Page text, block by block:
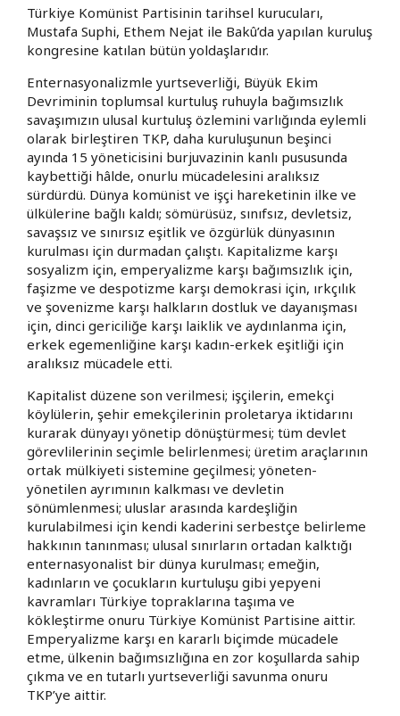
Türkiye Komünist Partisinin tarihsel kurucuları,
Mustafa Suphi, Ethem Nejat ile Bakû’da yapılan kuruluş
kongresine katılan bütün yoldaşlarıdır.
Enternasyonalizmle yurtseverliği, Büyük Ekim
Devriminin toplumsal kurtuluş ruhuyla bağımsızlık
savaşımızın ulusal kurtuluş özlemini varlığında eylemli
olarak birleştiren TKP, daha kuruluşunun beşinci
ayında 15 yöneticisini burjuvazinin kanlı pususunda
kaybettiği hâlde, onurlu mücadelesini aralıksız
sürdürdü. Dünya komünist ve işçi hareketinin ilke ve
ülkülerine bağlı kaldı; sömürüsüz, sınıfsız, devletsiz,
savaşsız ve sınırsız eşitlik ve özgürlük dünyasının
kurulması için durmadan çalıştı. Kapitalizme karşı
sosyalizm için, emperyalizme karşı bağımsızlık için,
faşizme ve despotizme karşı demokrasi için, ırkçılık
ve şovenizme karşı halkların dostluk ve dayanışması
için, dinci gericiliğe karşı laiklik ve aydınlanma için,
erkek egemenliğine karşı kadın-erkek eşitliği için
aralıksız mücadele etti.
Kapitalist düzene son verilmesi; işçilerin, emekçi
köylülerin, şehir emekçilerinin proletarya iktidarını
kurarak dünyayı yönetip dönüştürmesi; tüm devlet
görevlilerinin seçimle belirlenmesi; üretim araçlarının
ortak mülkiyeti sistemine geçilmesi; yöneten-
yönetilen ayrımının kalkması ve devletin
sönümlenmesi; uluslar arasında kardeşliğin
kurulabilmesi için kendi kaderini serbestçe belirleme
hakkının tanınması; ulusal sınırların ortadan kalktığı
enternasyonalist bir dünya kurulması; emeğin,
kadınların ve çocukların kurtuluşu gibi yepyeni
kavramları Türkiye topraklarına taşıma ve
kökleştirme onuru Türkiye Komünist Partisine aittir.
Emperyalizme karşı en kararlı biçimde mücadele
etme, ülkenin bağımsızlığına en zor koşullarda sahip
çıkma ve en tutarlı yurtseverliği savunma onuru
TKP’ye aittir.